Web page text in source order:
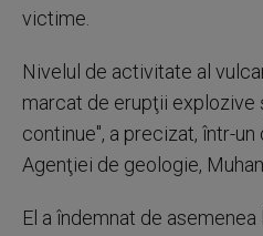
victime.
Nivelul de activitate al
marcat de erupţii
continue'', a precizat, într-
Agenţiei de geologie,
El a îndemnat de